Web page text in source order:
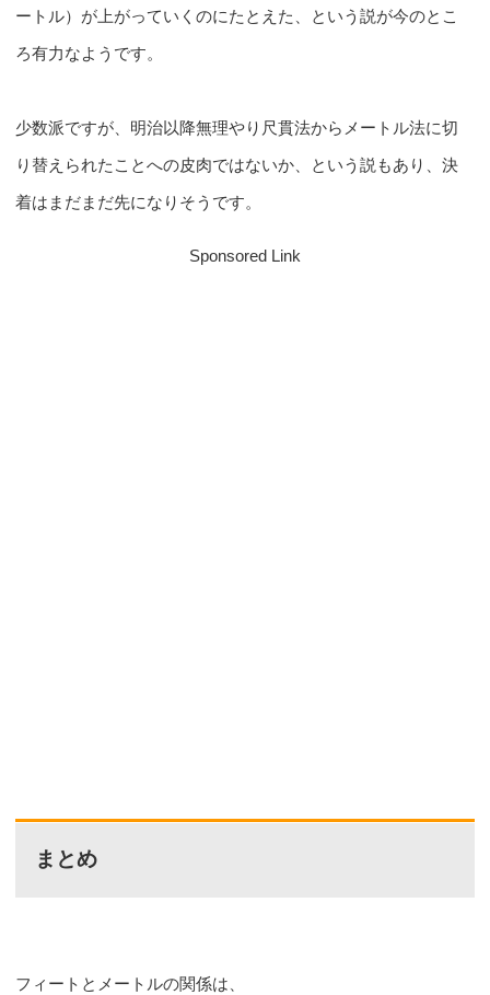
ートル）が上がっていくのにたとえた、という説が今のとこ
ろ有力なようです。
少数派ですが、明治以降無理やり尺貫法からメートル法に切
り替えられたことへの皮肉ではないか、という説もあり、決
着はまだまだ先になりそうです。
Sponsored Link
まとめ
フィートとメートルの関係は、